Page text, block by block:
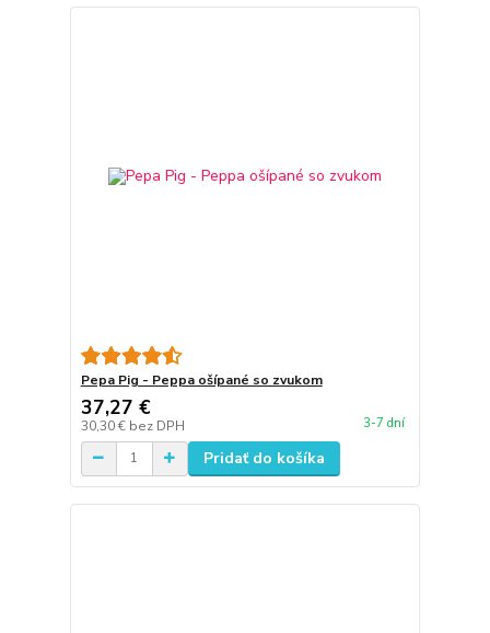
Pepa Pig - Peppa ošípané so zvukom
37,27 €
30,30 € bez DPH 3-7 dní
Pridať do košíka